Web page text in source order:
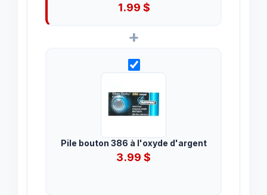
1.99$
+
Pile bouton 386 à l'oxyde d'argent
3.99 $